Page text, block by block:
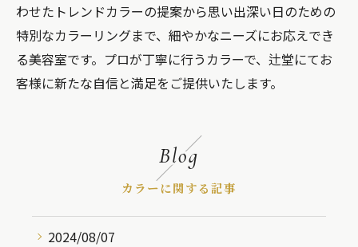
わせたトレンドカラーの提案から思い出深い日のための
特別なカラーリングまで、細やかなニーズにお応えでき
る美容室です。プロが丁寧に行うカラーで、辻堂にてお
客様に新たな自信と満足をご提供いたします。
Blog
カラーに関する記事
2024/08/07